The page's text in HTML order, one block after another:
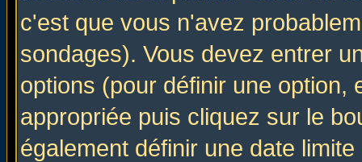
c'est que vous n'avez
sondages). Vous devez entrer
options (pour définir une option,
appropriée puis cliquez sur le
également définir une date